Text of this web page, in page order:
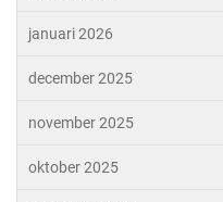
januari 2026
december 2025
november 2025
oktober 2025